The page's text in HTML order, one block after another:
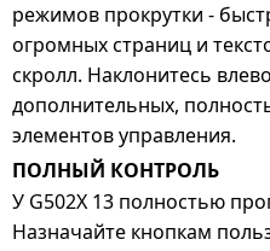
режимов прокрутки -
огромных страниц и
скролл. Наклонитесь
дополнительных,
элементов управления.
ПОЛНЫЙ КОНТРОЛЬ
У G502X 13 полностью
Назначайте кнопкам